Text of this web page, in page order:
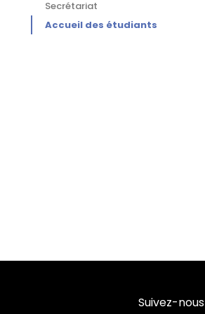
Secrétariat
Accueil des étudiants
Suivez-nous